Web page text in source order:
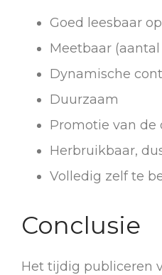
Goed leesbaar
Meetbaar
Dynamische
Duurzaam
Promotie van de
Herbruikbaar,
Volledig zelf te
Conclusie
Het tijdig publiceren